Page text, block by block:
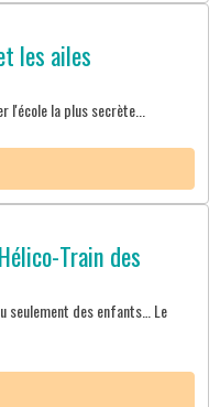
les ailes
la plus secrète...
Train des
seulement des enfants… Le